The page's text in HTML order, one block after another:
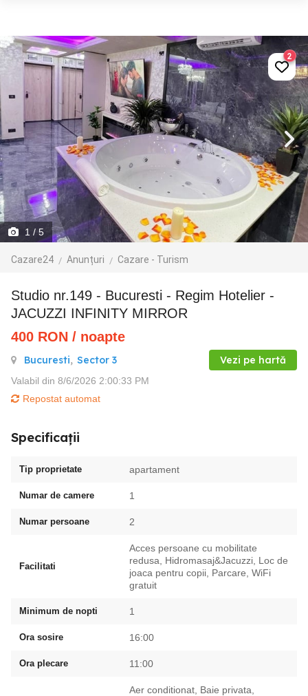
1 / 5
Cazare24 Anunțuri Cazare - Turism
2
Studio nr.149 - Bucuresti - Regim Hotelier -
JACUZZI INFINITY MIRROR
400 RON / noapte
Bucuresti, Sector 3 Vezi pe hartă
Valabil din 8/6/2026 2:00:33 PM
Repostat automat
Specificații
Tip proprietate apartament
Numar de camere 1
Numar persoane 2
Facilitati
Acces persoane cu mobilitate
redusa, Hidromasaj&Jacuzzi, Loc de
joaca pentru copii, Parcare, WiFi
gratuit
Minimum de nopti 1
Ora sosire 16:00
Ora plecare 11:00
Aer conditionat, Baie privata,